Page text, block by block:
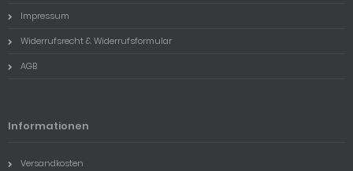
Impressum
Widerrufsrecht & Widerrufsformular
AGB
Informationen
Versandkosten